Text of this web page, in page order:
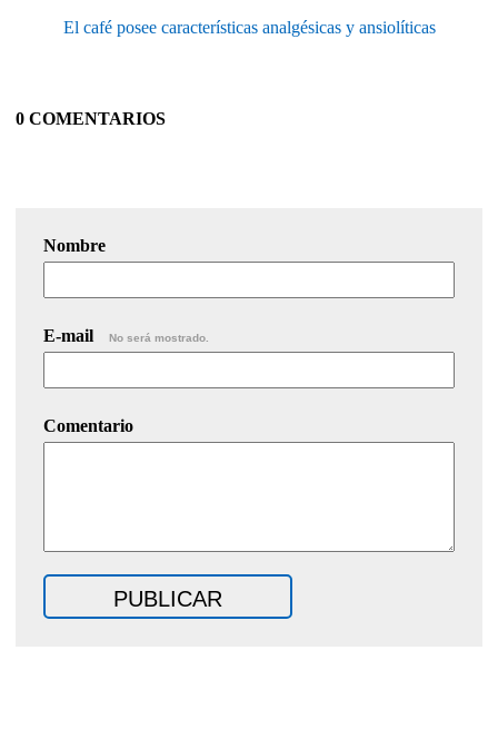
El café posee características analgésicas y ansiolíticas
0 COMENTARIOS
Nombre
E-mail No será mostrado.
Comentario